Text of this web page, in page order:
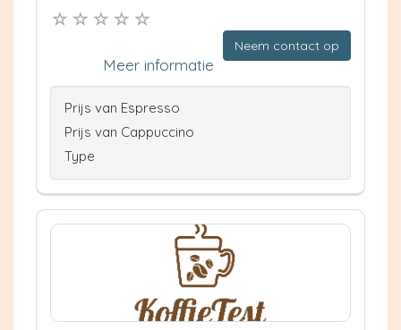
Neem contact op
Meer informatie
Prijs van Espresso
Prijs van Cappuccino
Type